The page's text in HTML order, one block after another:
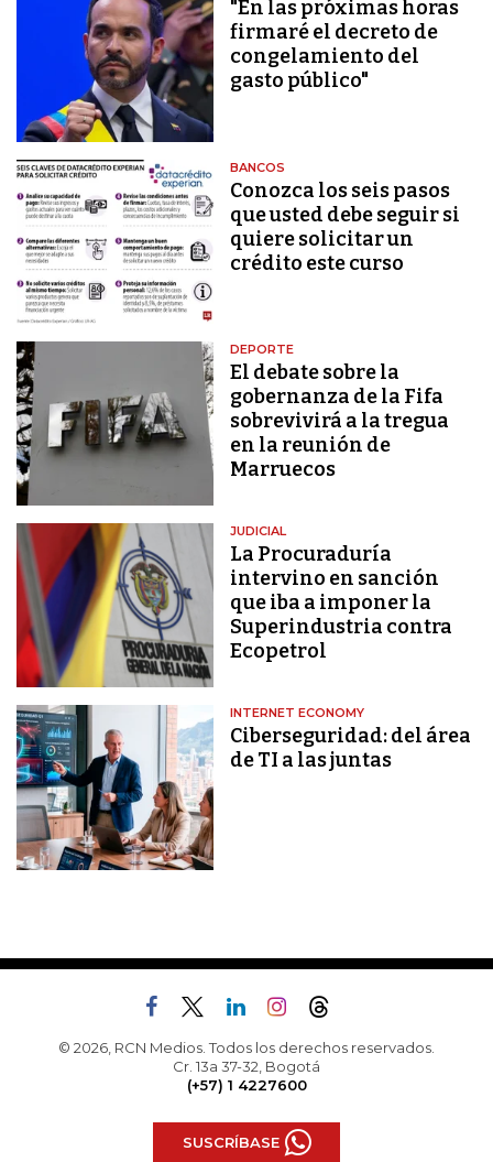
"En las próximas horas
firmaré el decreto de
congelamiento del
gasto público"
BANCOS
Conozca los seis pasos
que usted debe seguir si
quiere solicitar un
crédito este curso
DEPORTE
El debate sobre la
gobernanza de la Fifa
sobrevivirá a la tregua
en la reunión de
Marruecos
JUDICIAL
La Procuraduría
intervino en sanción
que iba a imponer la
Superindustria contra
Ecopetrol
INTERNET ECONOMY
Ciberseguridad: del área
de TI a las juntas
© 2026, RCN Medios. Todos los derechos reservados.
Cr. 13a 37-32, Bogotá
(+57) 1 4227600
SUSCRÍBASE